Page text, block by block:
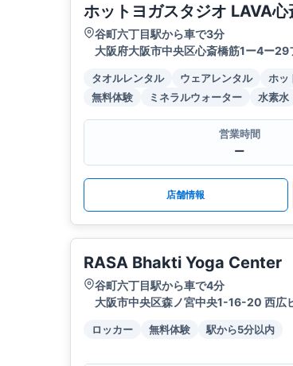
ホットヨガスタジオ LAVA心
谷町六丁目駅から車で3分
大阪府大阪市中央区心斎橋筋1ー4ー
タオルレンタル ウェアレンタル ホッ
無料体験
ミネラルウォーター 水素水
営業時間
ー
店舗情報
RASA Bhakti Yoga Center
谷町六丁目駅から車で4分
大阪市中央区森ノ宮中央1-16-20 西広
ロッカー 無料体験 駅から5分以内